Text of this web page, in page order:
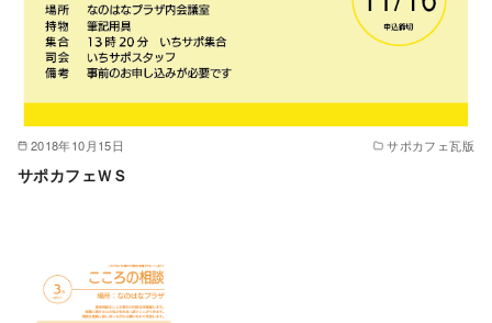
2018年10月15日 サポカフェ瓦版
サポカフェＷＳ